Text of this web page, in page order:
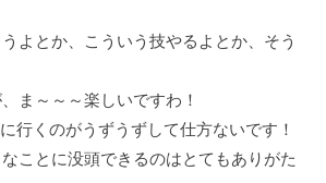
よとか、こういう技やるよとか、そう
ま～～～楽しいですわ！
に行くのがうずうずして仕方ないです！
ことに没頭できるのはとてもありがた